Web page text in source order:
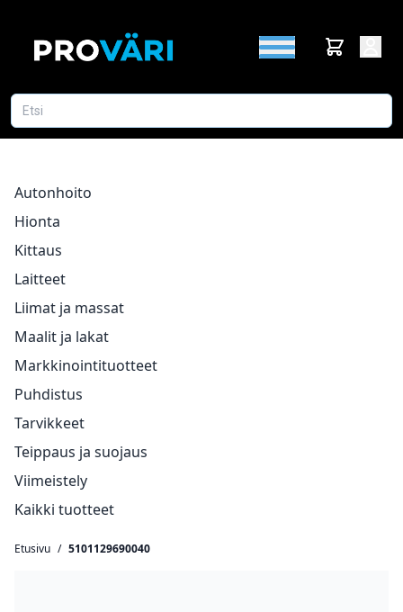
Autonhoito
Hionta
Kittaus
Laitteet
Liimat ja massat
Maalit ja lakat
Markkinointituotteet
Puhdistus
Tarvikkeet
Teippaus ja suojaus
Viimeistely
Kaikki tuotteet
Etusivu / 5101129690040